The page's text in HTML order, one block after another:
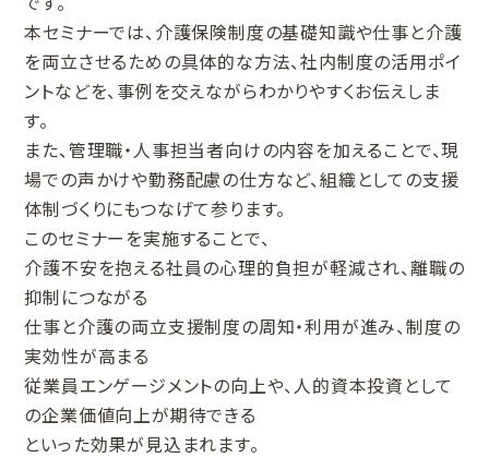
本セミナーでは、介護保険制度の基礎知識や仕事と介護
を両立させるための具体的な方法、社内制度の活用ポイ
ントなどを、事例を交えながらわかりやすくお伝えしま
す。
また、管理職・人事担当者向けの内容を加えることで、現
場での声かけや勤務配慮の仕方など、組織としての支援
体制づくりにもつなげて参ります。
このセミナーを実施することで、
介護不安を抱える社員の心理的負担が軽減され、離職の
抑制につながる
仕事と介護の両立支援制度の周知・利用が進み、制度の
実効性が高まる
従業員エンゲージメントの向上や、人的資本投資として
の企業価値向上が期待できる
といった効果が見込まれます。